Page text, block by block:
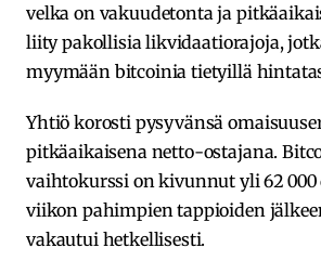
velka on vakuudetonta ja
liity pakollisia likvidaatiorajoja,
myymään bitcoinia tietyillä
Yhtiö korosti pysyvänsä
pitkäaikaisena netto-ostajana.
vaihtokurssi on kivunnut yli 62 000
viikon pahimpien tappioiden
vakautui hetkellisesti.